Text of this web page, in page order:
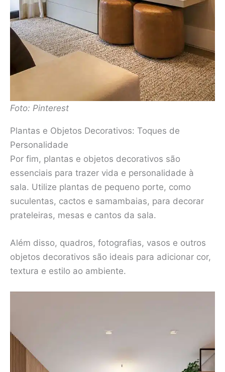
Foto: Pinterest
Plantas e Objetos Decorativos: Toques de
Personalidade
Por fim, plantas e objetos decorativos são
essenciais para trazer vida e personalidade à
sala. Utilize plantas de pequeno porte, como
suculentas, cactos e samambaias, para decorar
prateleiras, mesas e cantos da sala.
Além disso, quadros, fotografias, vasos e outros
objetos decorativos são ideais para adicionar cor,
textura e estilo ao ambiente.